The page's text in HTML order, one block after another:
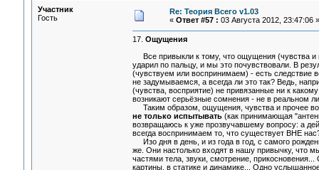
Участник
Гость
Re: Теория Всего v1.03
« Ответ #57 : 03 Августа 2012, 23:47:06 »
17. Ощущения
Все привыкли к тому, что ощущения (чувства и
ударил по пальцу, и мы это почувствовали. В
(чувствуем или воспринимаем) - есть следствие
не задумываемся, а всегда ли это так? Ведь,
(чувства, восприятие) не привязанные ни к
возникают серьёзные сомнения - не в реальном
Таким образом, ощущения, чувства и прочее
не только испытывать(как принимающая
возвращаюсь к уже прозвучавшему вопросу: а
всегда воспринимаем то, что существует ВНЕ
Изо дня в день, и из года в год, с самого
же. Они настолько входят в нашу привычку, что
частями тела, звуки, смотрение,
картины, в статике и динамике... Одно